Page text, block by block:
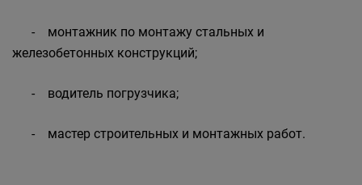
- монтажник по монтажу стальных и
железобетонных конструкций;
- водитель погрузчика;
- мастер строительных и монтажных работ.